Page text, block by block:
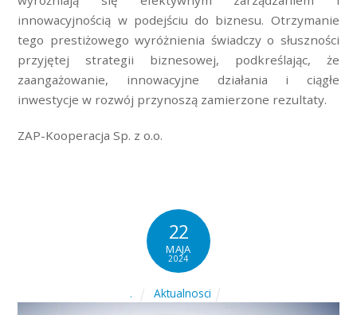
innowacyjnością w podejściu do biznesu. Otrzymanie
tego prestiżowego wyróżnienia świadczy o słuszności
przyjętej strategii biznesowej, podkreślając, że
zaangażowanie, innowacyjne działania i ciągłe
inwestycje w rozwój przynoszą zamierzone rezultaty.
ZAP-Kooperacja Sp. z o.o.
22
MAJA
2024
. Aktualnosci